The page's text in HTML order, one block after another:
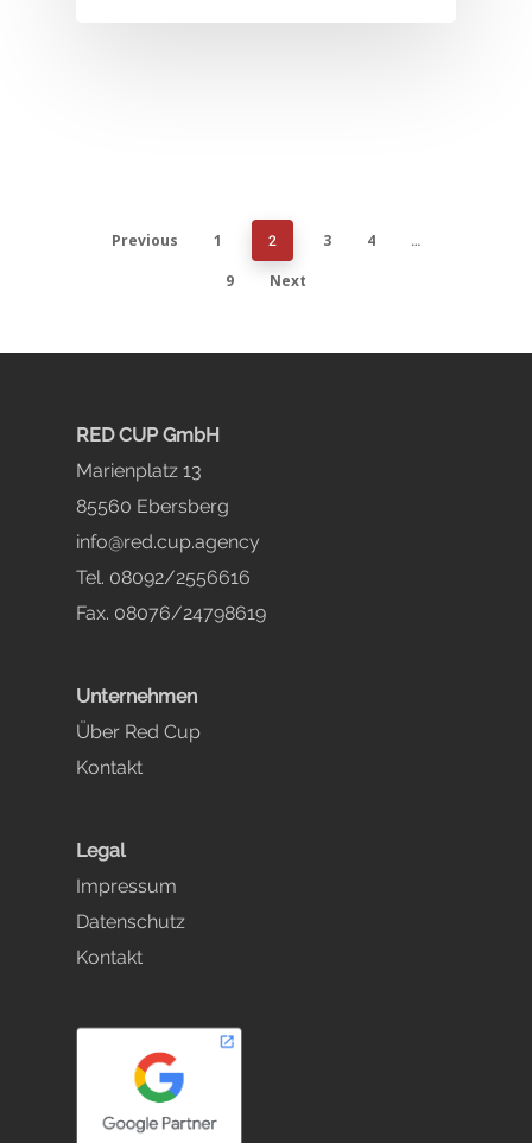
Previous 1 2 3 4 …
9 Next
RED CUP GmbH
Marienplatz 13
85560 Ebersberg
info@red.cup.agency
Tel. 08092/2556616
Fax. 08076/24798619
Unternehmen
Über Red Cup
Kontakt
Legal
Impressum
Datenschutz
Kontakt